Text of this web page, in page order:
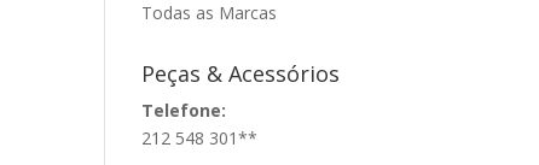
Todas as Marcas
Peças & Acessórios
Telefone:
212 548 301**